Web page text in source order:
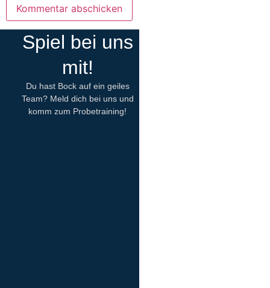
Spiel bei uns
mit!
Du hast Bock auf ein geiles
Team? Meld dich bei uns und
komm zum Probetraining!